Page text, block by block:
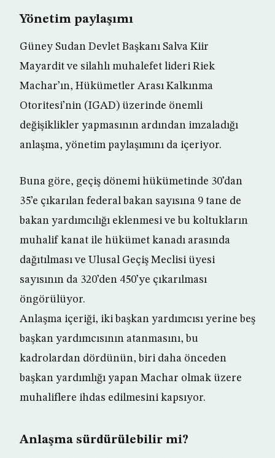
Yönetim paylaşımı
Güney Sudan Devlet Başkanı Salva Kiir
Mayardit ve silahlı muhalefet lideri Riek
Machar’ın, Hükümetler Arası Kalkınma
Otoritesi’nin (IGAD) üzerinde önemli
değişiklikler yapmasının ardından imzaladığı
anlaşma, yönetim paylaşımını da içeriyor.
Buna göre, geçiş dönemi hükümetinde 30’dan
35’e çıkarılan federal bakan sayısına 9 tane de
bakan yardımcılığı eklenmesi ve bu koltukların
muhalif kanat ile hükümet kanadı arasında
dağıtılması ve Ulusal Geçiş Meclisi üyesi
sayısının da 320’den 450’ye çıkarılması
öngörülüyor.
Anlaşma içeriği, iki başkan yardımcısı yerine beş
başkan yardımcısının atanmasını, bu
kadrolardan dördünün, biri daha önceden
başkan yardımlığı yapan Machar olmak üzere
muhaliflere ihdas edilmesini kapsıyor.
Anlaşma sürdürülebilir mi?